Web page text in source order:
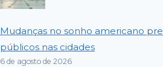
Mudanças no sonho americano
públicos nas cidades
6 de agosto de 2026